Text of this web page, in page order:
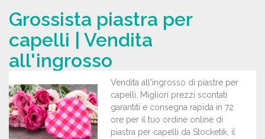
Grossista piastra per
capelli | Vendita
all'ingrosso
Vendita all'ingrosso di piastre per
capelli. Migliori prezzi scontati
garantiti e consegna rapida in 72
ore per il tuo ordine online di
piastra per capelli da Stocketik, il